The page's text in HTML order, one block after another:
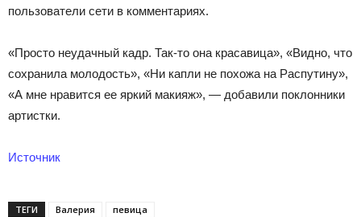
пользователи сети в комментариях.
«Просто неудачный кадр. Так-то она красавица», «Видно, что
сохранила молодость», «Ни капли не похожа на Распутину»,
«А мне нравится ее яркий макияж», — добавили поклонники
артистки.
Источник
ТЕГИ Валерия певица